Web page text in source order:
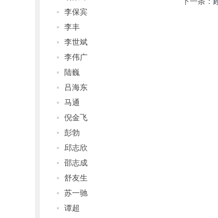
李保宾
李丰
李世斌
李伟广
陆巍
吕海东
马通
倪金飞
彭勃
邱志欣
邵志成
舒友生
苏一驰
谭超